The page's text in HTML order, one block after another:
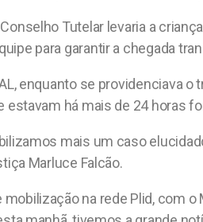
Tutelar levaria a
para garantir a chegada
enquanto se providenciava
estavam há mais de 24 horas
mais um caso
Marluce Falcão.
mobilização na rede Plid, com